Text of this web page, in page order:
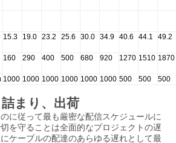
15.3 19.0 23.2 25.6 30.0 34.9 40.6 44.1 49.2
160 290 400 500 680 920 1270 1510 1870
1000 1000 1000 1000 1000 1000 500 500 500
詰まり、出荷
に従って最も厳密な配信スケジュールに
を守ることは全面的なプロジェクトの遅
ケーブルの配達のあらゆる遅れとして最